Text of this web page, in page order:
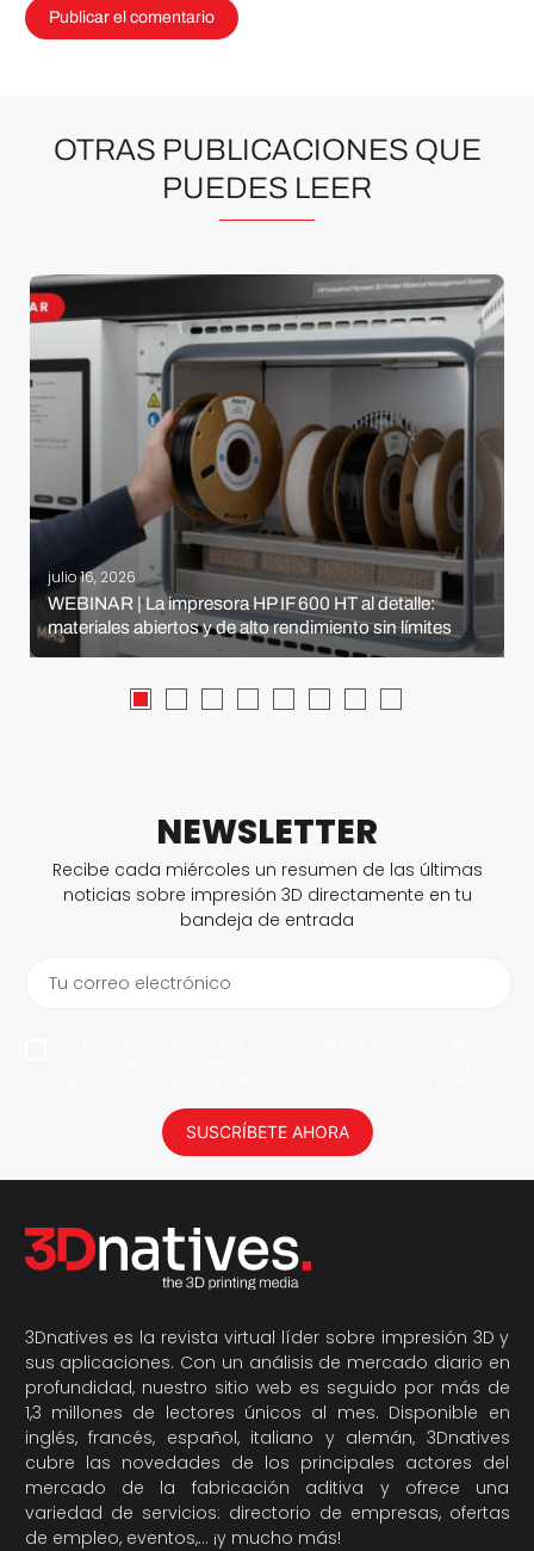
OTRAS PUBLICACIONES QUE
PUEDES LEER
julio 16, 2026
WEBINAR | La impresora HP IF 600 HT al detalle:
materiales abiertos y de alto rendimiento sin límites
NEWSLETTER
Recibe cada miércoles un resumen de las últimas
noticias sobre impresión 3D directamente en tu
bandeja de entrada
Tu correo electrónico
SUSCRÍBETE AHORA
3Dnatives es la revista virtual líder sobre impresión 3D y
sus aplicaciones. Con un análisis de mercado diario en
profundidad, nuestro sitio web es seguido por más de
1,3 millones de lectores únicos al mes. Disponible en
inglés, francés, español, italiano y alemán, 3Dnatives
cubre las novedades de los principales actores del
mercado de la fabricación aditiva y ofrece una
variedad de servicios: directorio de empresas, ofertas
de empleo, eventos,… ¡y mucho más!